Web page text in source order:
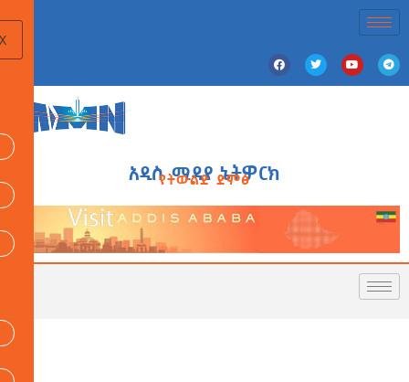
አዲስ ሚዲያ ኔትዎርክ
የትውልድ ድምፅ